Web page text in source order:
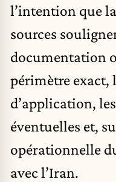
l’intention que
sources
documentation
périmètre exact,
d’application,
éventuelles et,
opérationnelle
avec l’Iran.